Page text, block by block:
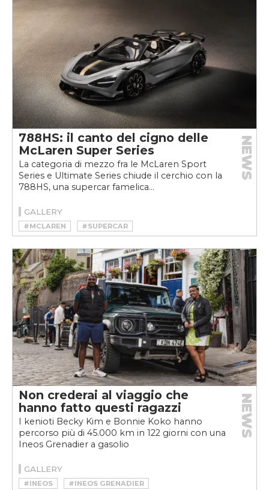
788HS: il canto del cigno delle
McLaren Super Series
La categoria di mezzo fra le McLaren Sport
Series e Ultimate Series chiude il cerchio con la
788HS, una supercar famelica...
NEWS
GALLERY
#MCLAREN #SUPERCAR
Non crederai al viaggio che
hanno fatto questi ragazzi
I kenioti Becky Kim e Bonnie Koko hanno
percorso più di 45.000 km in 122 giorni con una
Ineos Grenadier a gasolio
NEWS
GALLERY
#INEOS #INEOS GRENADIER